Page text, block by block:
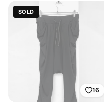
SOLD
16